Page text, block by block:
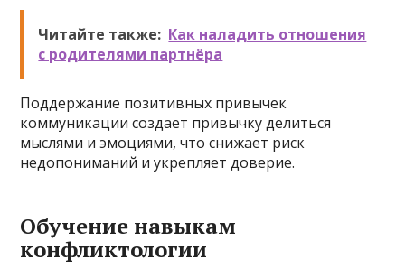
Читайте также: Как наладить отношения
с родителями партнёра
Поддержание позитивных привычек
коммуникации создает привычку делиться
мыслями и эмоциями, что снижает риск
недопониманий и укрепляет доверие.
Обучение навыкам
конфликтологии